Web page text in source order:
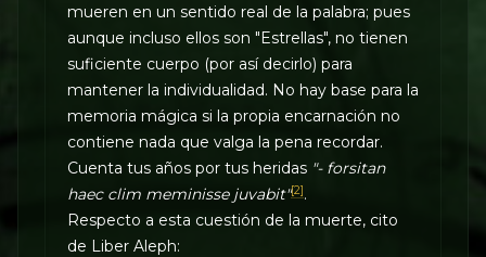
mueren en un sentido real de la palabra; pues
aunque incluso ellos son "Estrellas", no tienen
suficiente cuerpo (por así decirlo) para
mantener la individualidad. No hay base para la
memoria mágica si la propia encarnación no
contiene nada que valga la pena recordar.
Cuenta tus años por tus heridas "- forsitan
haec clim meminisse juvabit"[2].
Respecto a esta cuestión de la muerte, cito
de Liber Aleph: